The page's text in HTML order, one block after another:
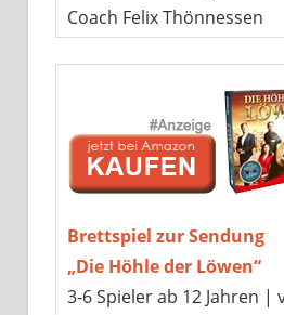
Coach Felix Thönnessen
Brettspiel zur Sendung
„Die Höhle der Löwen“
3-6 Spieler ab 12 Jahren |